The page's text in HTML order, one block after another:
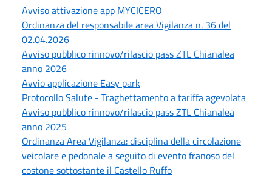
Avviso attivazione app MYCICERO
Ordinanza del responsabile area Vigilanza n. 36 del
02.04.2026
Avviso pubblico rinnovo/rilascio pass ZTL Chianalea
anno 2026
Avvio applicazione Easy park
Protocollo Salute - Traghettamento a tariffa agevolata
Avviso pubblico rinnovo/rilascio pass ZTL Chianalea
anno 2025
Ordinanza Area Vigilanza: disciplina della circolazione
veicolare e pedonale a seguito di evento franoso del
costone sottostante il Castello Ruffo